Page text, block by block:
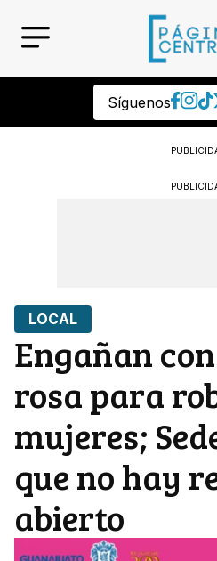
Síguenos
LOCAL
Engañan
rosa para
mujeres;
que no hay
abierto